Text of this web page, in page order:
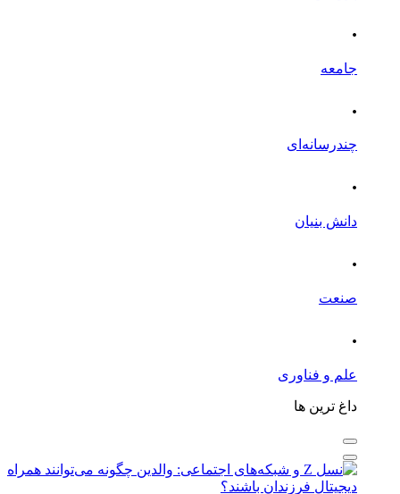
.
جامعه
.
چندرسانه‌ای
.
دانش بنیان
.
صنعت
.
علم و فناوری
داغ ترین ها